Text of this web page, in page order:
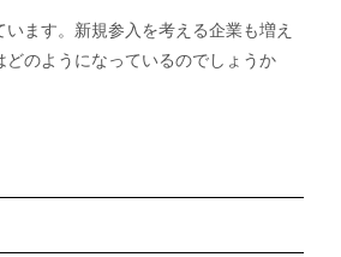
ます。新規参入を考える企業も増え
どのようになっているのでしょうか